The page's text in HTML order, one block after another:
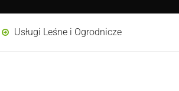
Usługi Leśne i Ogrodnicze